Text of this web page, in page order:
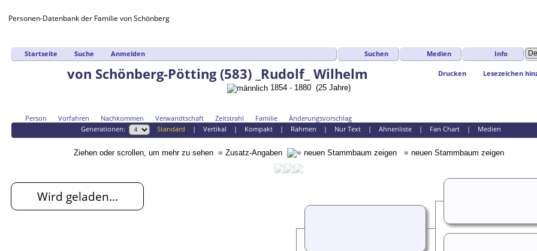
Personen-Datenbank der Familie von Schönberg
Startseite Suche Anmelden Suchen Medien Info
Drucken Lesezeichen
von Schönberg-Pötting (583) _Rudolf_ Wilhelm
1854 - 1880 (25 Jahre)
Person Vorfahren Nachkommen Verwandtschaft Zeitstrahl Familie
Änderungsvorschlag
Generationen:
Standard | Vertikal | Kompakt| Rahmen | Nur Text| Ahnenliste| Fan Chart| Medien
Ziehen oder scrollen, um mehr zu sehen = Zusatz-Angaben = neuen Stammbaum zeigen
Wird geladen...